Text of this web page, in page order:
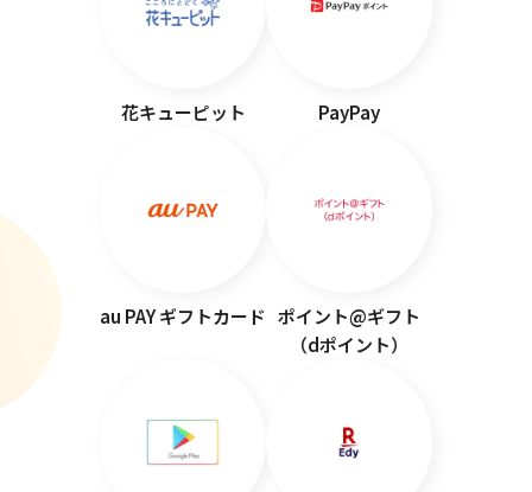
花キューピット PayPay
au PAY ギフトカード ポイント@ギフト
（dポイント）